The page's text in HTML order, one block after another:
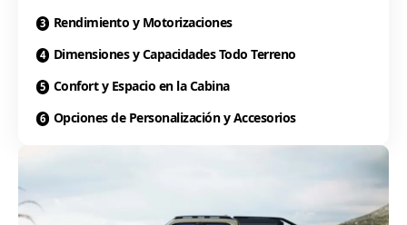
Rendimiento y Motorizaciones
Dimensiones y Capacidades Todo Terreno
Confort y Espacio en la Cabina
Opciones de Personalización y Accesorios